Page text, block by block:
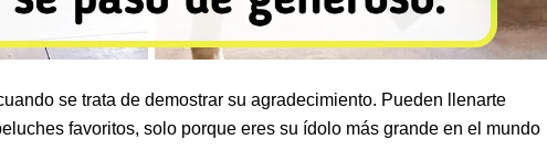
se trata de demostrar su agradecimiento. Pueden llenarte
favoritos, solo porque eres su ídolo más grande en el mundo